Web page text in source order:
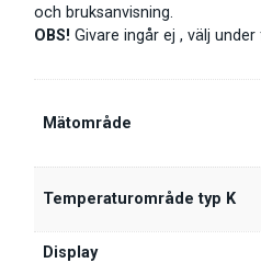
och bruksanvisning.
OBS! Givare ingår ej , välj under
Mätområde
Temperaturområde typ K
Display